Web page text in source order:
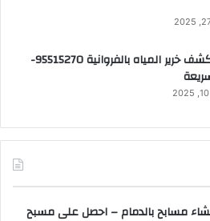
شركة كشف خرير المياه بالفروانية 95515270-
مسابح بالدمام – احصل على مسبح